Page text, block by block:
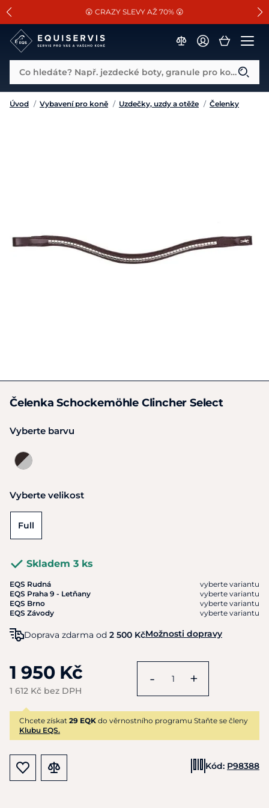
SLEVA 13% na vše od Cassini!
😮 CRAZY SLEVY AŽ 70% 😮
📐Pasování a doplňky k vybraným sedlům ZDARMA 🐴
Co hledáte? Např. jezdecké boty, granule pro koně...
Úvod / Vybavení pro koně / Uzdečky, uzdy a otěže / Čelenky
Čelenka Schockemöhle Clincher Select
Vyberte barvu
Vyberte velikost
Full
Skladem 3 ks
EQS Rudná
vyberte variantu
EQS Praha 9 - Letňany
vyberte variantu
EQS Brno
vyberte variantu
EQS Závody
vyberte variantu
Doprava zdarma od 2 500 KčMožnosti dopravy
1 950 Kč
1 612 Kč bez DPH
- +
Chcete získat 29 EQK do věrnostního programu Staňte se členy
Klubu EQS.
Kód: P98388